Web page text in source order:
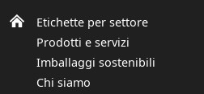
Etichette per settore
Prodotti e servizi
Imballaggi sostenibili
Chi siamo